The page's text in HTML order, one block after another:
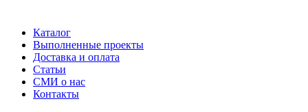
Каталог
Выполненные проекты
Доставка и оплата
Статьи
СМИ о нас
Контакты